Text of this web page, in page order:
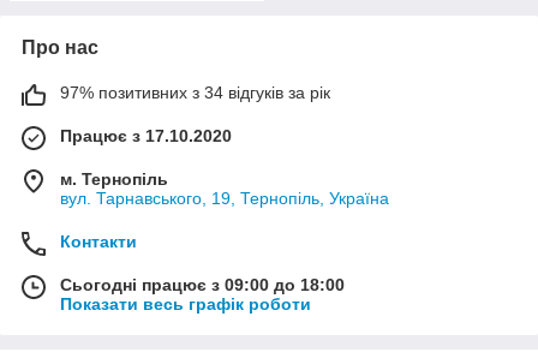
Про нас
97% позитивних з 34 відгуків за рік
Працює з 17.10.2020
м. Тернопіль
вул. Тарнавського, 19, Тернопіль, Україна
Контакти
Сьогодні працює з 09:00 до 18:00
Показати весь графік роботи